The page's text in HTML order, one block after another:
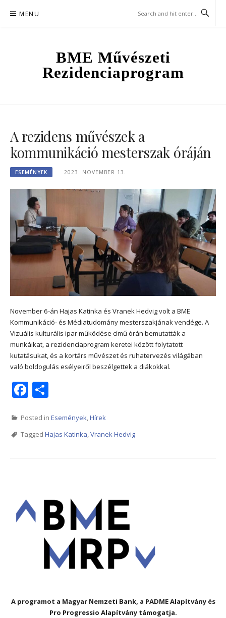
MENU
BME Művészeti
Rezidenciaprogram
A rezidens művészek a
kommunikáció mesterszak óráján
ESEMÉNYEK 2023. NOVEMBER 13.
November 6-án Hajas Katinka és Vranek Hedvig volt a BME
Kommunikáció- és Médiatudomány mesterszakjának vendége. A
Vizuális kulturális ipar működése című órán bemutatták a
munkáikat, a rezidenciaprogram keretei között folytatott
kutatásukat, és a kortárs művészet és ruhatervezés világában
való boldogulás esélyeiről beszélgettek a diákokkal.
Facebook
Posted in Események,Hírek
Tagged Hajas Katinka,Vranek Hedvig
A programot a Magyar Nemzeti Bank, a PADME Alapítvány és
Pro Progressio Alapítvány támogatja.